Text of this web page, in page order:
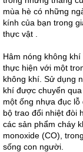
mùa hè có những
kính của bạn trong
thực vật .
Hâm nóng không
thực hiện với một
không khí. Sử dụng
khí được chuyển
một ống nhựa đục
bộ trao đổi nhiệt đòi
các sản phẩm cháy
monoxide (CO),
sống con người.